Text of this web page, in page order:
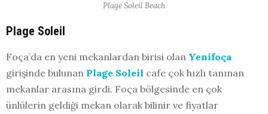
Plage Soleil Beach
Plage Soleil
Foça’da en yeni mekanlardan birisi olan Yenifoça
girişinde bulunan Plage Soleil cafe çok hızlı tanınan
mekanlar arasına girdi. Foça bölgesinde en çok
ünlülerin geldiği mekan olarak bilinir ve fiyatlar